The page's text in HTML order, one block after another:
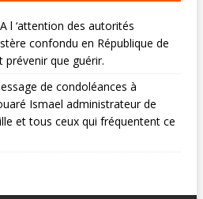
A l ‘attention des autorités
confondu en République de
prévenir que guérir.
de condoléances à
Ismael administrateur de
et tous ceux qui fréquentent ce